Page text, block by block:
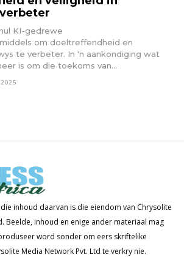
KI-gedrewe
om doeltreffendheid en
te verbeter. In 'n aankondiging wat
is om die toekoms van...
inhoud daarvan is die eiendom van Chrysolite
Beelde, inhoud en enige ander materiaal mag
word sonder om eers skriftelike
Media Network Pvt. Ltd te verkry nie.